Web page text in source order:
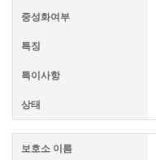
중성화여부
특징
특이사항
상태
보호소 이름